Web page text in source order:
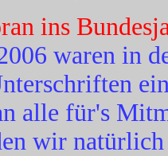
ins
waren in
alle für's
wir